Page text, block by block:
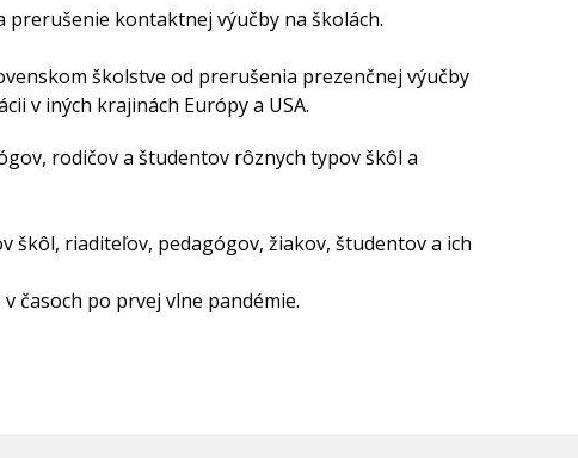
kontaktnej výučby na školách.
školstve od prerušenia prezenčnej výučby
v iných krajinách Európy a USA.
rodičov a študentov rôznych typov škôl a
riaditeľov, pedagógov, žiakov, študentov a ich
časoch po prvej vlne pandémie.